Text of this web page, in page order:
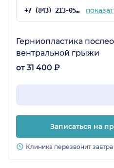
+7 (843) 213-05-89
Герниопластика
вентральной грыжи
от 31 400 ₽
Записаться на
Клиника перезвонит